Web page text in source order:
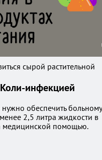
сырой растительной
инфекцией
обеспечить больному
2,5 литра жидкости в
медицинской помощью.